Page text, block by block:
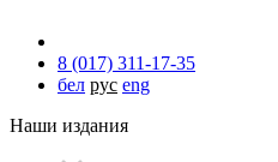
8 (017) 311-17-35
бел рус eng
Наши издания